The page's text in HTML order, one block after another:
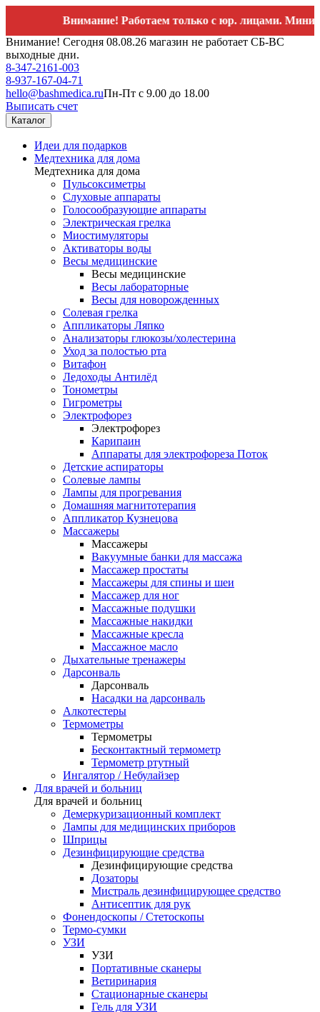
Внимание! Работаем только с юр. лицами.
Внимание! Сегодня 08.08.26 магазин не работает СБ-ВС
выходные дни.
8-347-2161-003
8-937-167-04-71
hello@bashmedica.ruПн-Пт с 9.00 до 18.00
Выписать счет
Каталог
Идеи для подарков
Медтехника для дома
Медтехника для дома
Пульсоксиметры
Слуховые аппараты
Голосообразующие аппараты
Электрическая грелка
Миостимуляторы
Активаторы воды
Весы медицинские
Весы медицинские
Весы лабораторные
Весы для новорожденных
Солевая грелка
Аппликаторы Ляпко
Анализаторы глюкозы/холестерина
Уход за полостью рта
Витафон
Ледоходы Антилёд
Тонометры
Гигрометры
Электрофорез
Электрофорез
Карипаин
Аппараты для электрофореза Поток
Детские аспираторы
Солевые лампы
Лампы для прогревания
Домашняя магнитотерапия
Аппликатор Кузнецова
Массажеры
Массажеры
Вакуумные банки для массажа
Массажер простаты
Массажеры для спины и шеи
Массажер для ног
Массажные подушки
Массажные накидки
Массажные кресла
Массажное масло
Дыхательные тренажеры
Дарсонваль
Дарсонваль
Насадки на дарсонваль
Алкотестеры
Термометры
Термометры
Бесконтактный термометр
Термометр ртутный
Ингалятор / Небулайзер
Для врачей и больниц
Для врачей и больниц
Демеркуризационный комплект
Лампы для медицинских приборов
Шприцы
Дезинфицирующие средства
Дезинфицирующие средства
Дозаторы
Мистраль дезинфицирующее средство
Антисептик для рук
Фонендоскопы / Стетоскопы
Термо-сумки
УЗИ
УЗИ
Портативные сканеры
Ветиринария
Стационарные сканеры
Гель для УЗИ